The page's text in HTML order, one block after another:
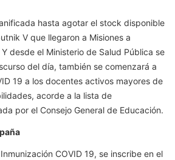
hasta agotar el stock disponible
V que llegaron a Misiones a
desde el Ministerio de Salud Pública se
del día, también se comenzará a
19 a los docentes activos mayores de
acorde a la lista de
por el Consejo General de Educación.
COVID 19, se inscribe en el